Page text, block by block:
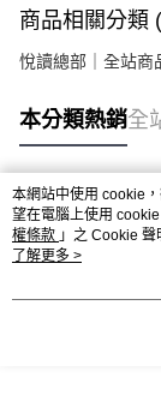
商品相關分類
悅讀總部｜全站商
本分類熱銷全
熱門標籤
本網站中使用 cookie
望在電腦上使用
權條款 」之 Cookie
用條款之 Cookie 聲明
了解更多 >